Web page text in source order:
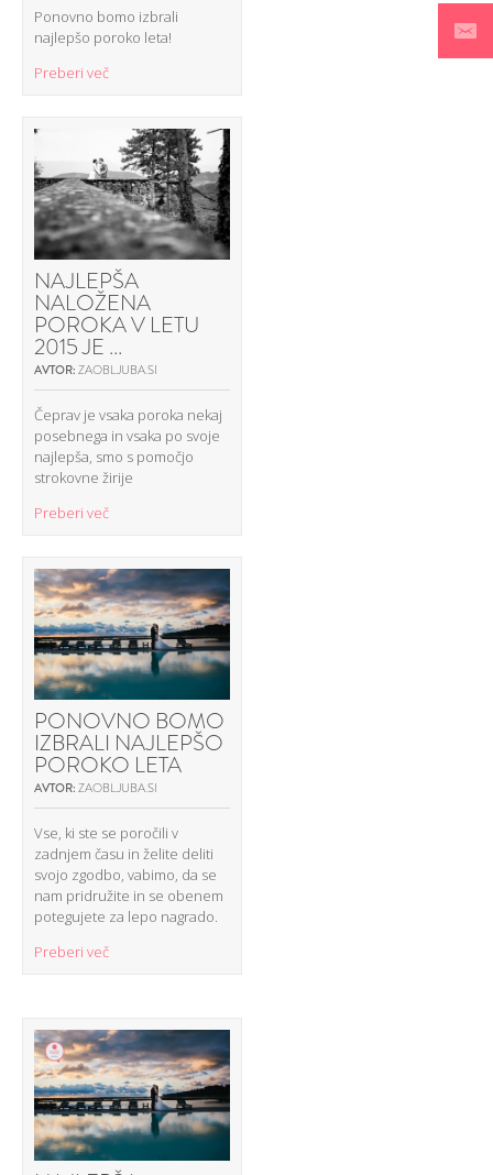
Ponovno bomo izbrali
najlepšo poroko leta!
Preberi več
NAJLEPŠA
NALOŽENA
POROKA V LETU
2015 JE ...
AVTOR:ZAOBLJUBA.SI
Čeprav je vsaka poroka nekaj
posebnega in vsaka po svoje
najlepša, smo s pomočjo
strokovne žirije
Preberi več
PONOVNO BOMO
IZBRALI NAJLEPŠO
POROKO LETA
AVTOR:ZAOBLJUBA.SI
Vse, ki ste se poročili v
zadnjem času in želite deliti
svojo zgodbo, vabimo, da se
nam pridružite in se obenem
potegujete za lepo nagrado.
Preberi več